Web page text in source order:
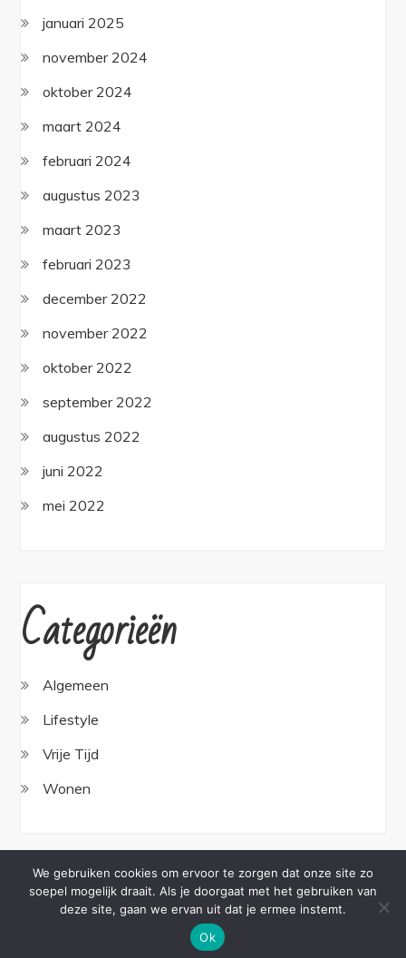
januari 2025
november 2024
oktober 2024
maart 2024
februari 2024
augustus 2023
maart 2023
februari 2023
december 2022
november 2022
oktober 2022
september 2022
augustus 2022
juni 2022
mei 2022
Categorieën
Algemeen
Lifestyle
Vrije Tijd
Wonen
Copyright © All rights reserved.Theme BlogBell by
Sensational Theme
We gebruiken cookies om ervoor te zorgen dat onze site zo
soepel mogelijk draait. Als je doorgaat met het gebruiken van
deze site, gaan we ervan uit dat je ermee instemt.
Ok